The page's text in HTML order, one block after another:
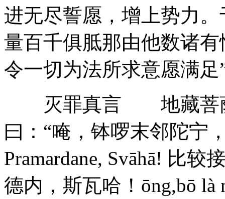
进无尽誓愿，增上势力
量百千俱胝那由他数诸
令一切为法所求意愿满足
灭罪真言 地藏菩萨
曰：“唵，钵啰末邻陀宁
Pramardane, Svāhā! 比
德内，斯瓦哈！ōng,bō là